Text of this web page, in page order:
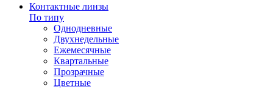
Контактные линзы
По типу
Однодневные
Двухнедельные
Ежемесячные
Квартальные
Прозрачные
Цветные